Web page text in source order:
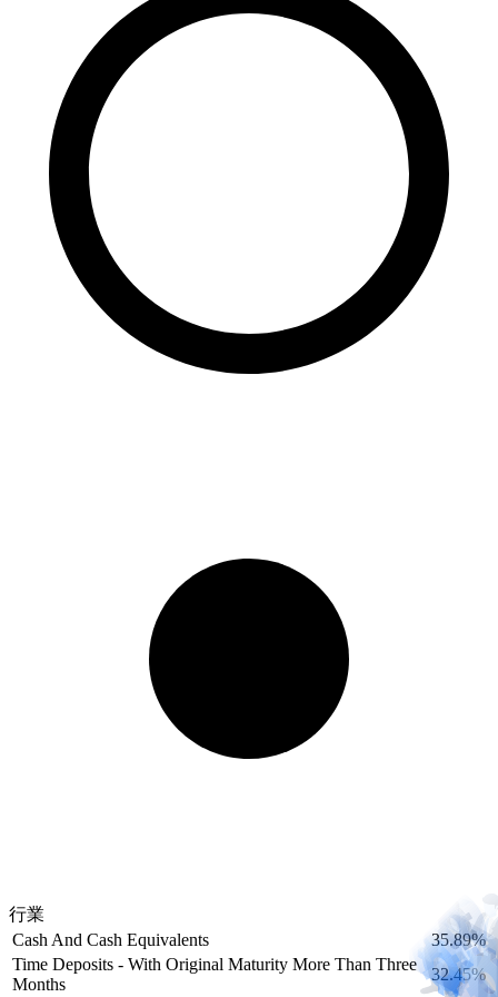
行業
Cash And Cash Equivalents
35.89%
Time Deposits - With Original Maturity More Than Three
Months
32.45%